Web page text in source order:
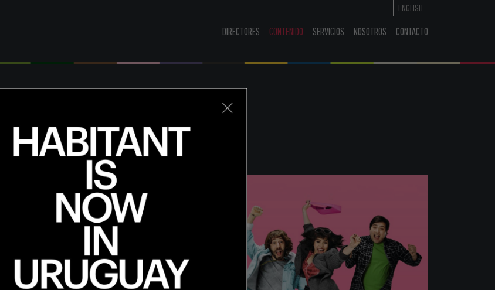
ENGLISH
DIRECTORES CONTENIDO SERVICIOS NOSOTROS CONTACTO